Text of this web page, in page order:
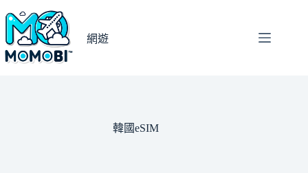
主
要
網遊
韓國eSIM